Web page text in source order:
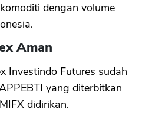
dengan volume
Aman
Investindo Futures sudah
yang diterbitkan
didirikan.